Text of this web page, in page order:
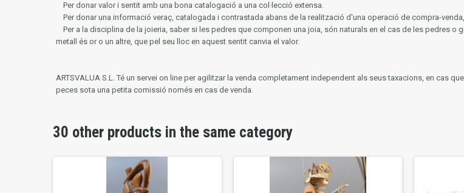
Per donar valor i sentit amb una bona catalogació a una col·lecció extensa.
Per donar una informació veraç, catalogada i contrastada abans de la realització d'una operació de compra-
Per a la disciplina de la joieria, saber si les pedres que componen una joia, són naturals en el cas de les pedres
metall és or o un altre, que pel seu lloc en aquest sentit canvia el valor.
ARTSVALUA S.L. Té un servei on line per agilitzar la venda completament independent als seus taxacions, en cas
peces sota una petita comissió només en cas de venda.
30 other products in the same category